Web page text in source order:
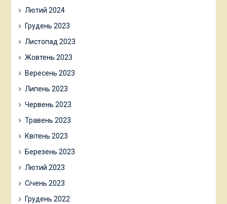
Лютий 2024
Грудень 2023
Листопад 2023
Жовтень 2023
Вересень 2023
Липень 2023
Червень 2023
Травень 2023
Квітень 2023
Березень 2023
Лютий 2023
Січень 2023
Грудень 2022